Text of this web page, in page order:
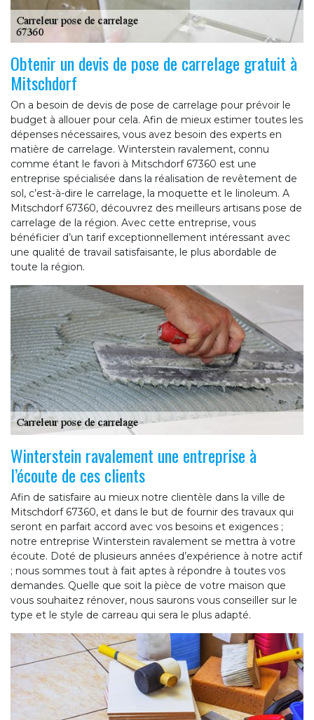
Obtenir un devis de pose de carrelage gratuit à
Mitschdorf
On a besoin de devis de pose de carrelage pour prévoir le
budget à allouer pour cela. Afin de mieux estimer toutes les
dépenses nécessaires, vous avez besoin des experts en
matière de carrelage. Winterstein ravalement, connu
comme étant le favori à Mitschdorf 67360 est une
entreprise spécialisée dans la réalisation de revêtement de
sol, c’est-à-dire le carrelage, la moquette et le linoleum. A
Mitschdorf 67360, découvrez des meilleurs artisans pose de
carrelage de la région. Avec cette entreprise, vous
bénéficier d’un tarif exceptionnellement intéressant avec
une qualité de travail satisfaisante, le plus abordable de
toute la région.
Winterstein ravalement une entreprise à
l’écoute de ces clients
Afin de satisfaire au mieux notre clientèle dans la ville de
Mitschdorf 67360, et dans le but de fournir des travaux qui
seront en parfait accord avec vos besoins et exigences ;
notre entreprise Winterstein ravalement se mettra à votre
écoute. Doté de plusieurs années d’expérience à notre actif
; nous sommes tout à fait aptes à répondre à toutes vos
demandes. Quelle que soit la pièce de votre maison que
vous souhaitez rénover, nous saurons vous conseiller sur le
type et le style de carreau qui sera le plus adapté.